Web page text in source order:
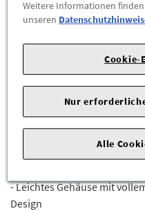
Brändström-Straße 4 |
info@mycybergroup.com|
Ob unterwegs mit dem
Joggingrunde: die Audi
kantigen, großflächigen
technischem Performance-
umfassend.
- Leichtes Gehäuse mit
Design
Weitere Informationen finden
unseren
Cookie-
Nur
Alle